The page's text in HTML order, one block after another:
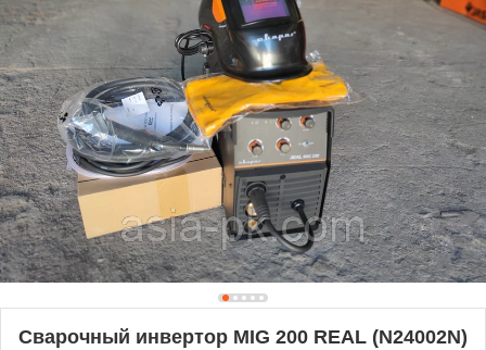
Сварочный инвертор MIG 200 REAL (N24002N)